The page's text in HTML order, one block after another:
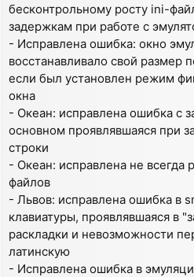
бесконтрольному росту ini-
задержкам при работе с
- Исправлена ошибка: окно
восстанавливало свой размер
если был установлен режим
окна
- Океан: исправлена ошибка с
основном проявлявшаяся при
строки
- Океан: исправлена не всегда
файлов
- Львов: исправлена ошибка в
клавиатуры, проявлявшаяся в
раскладки и невозможности
латинскую
- Исправлена ошибка в